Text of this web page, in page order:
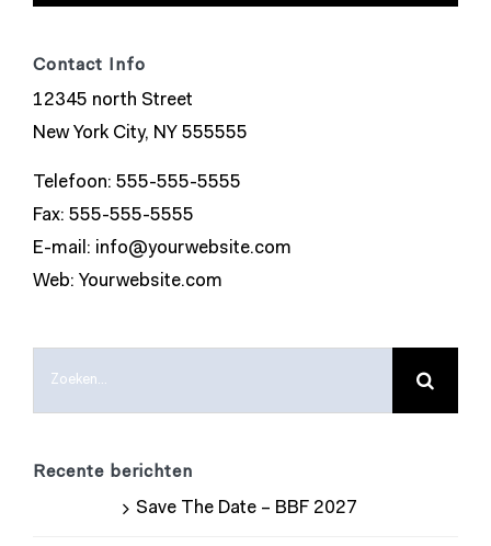
Contact Info
12345 north Street
New York City, NY 555555
Telefoon: 555-555-5555
Fax: 555-555-5555
E-mail: info@yourwebsite.com
Web: Yourwebsite.com
Recente berichten
Save The Date – BBF 2027